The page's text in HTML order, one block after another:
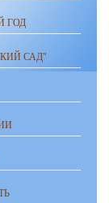
ГОД
САД"